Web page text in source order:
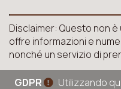
Disclaimer: Questo non
offre informazioni e
nonché un servizio di
GDPR Utilizzando